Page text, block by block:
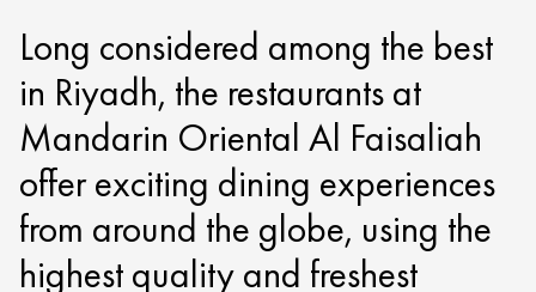
Long considered among the best
in Riyadh, the restaurants at
Mandarin Oriental Al Faisaliah
offer exciting dining experiences
from around the globe, using the
highest quality and freshest